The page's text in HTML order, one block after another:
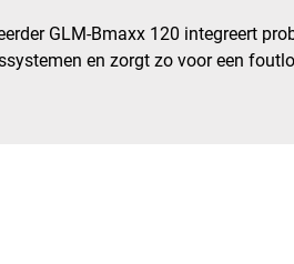
GLM-Bmaxx 120 integreert
en zorgt zo voor een